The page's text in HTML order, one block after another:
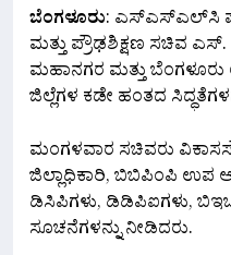
ಬೆಂಗಳೂರು: ಎಸ್‍ಎಸ್‍ಎಲ್‍ಸಿ
ಮತ್ತು ಪ್ರೌಢಶಿಕ್ಷಣ ಸಚಿವ
ಮಹಾನಗರ ಮತ್ತು ಬೆಂಗಳೂರು
ಜಿಲ್ಲೆಗಳ ಕಡೇ ಹಂತದ
ಮಂಗಳವಾರ ಸಚಿವರು
ಜಿಲ್ಲಾಧಿಕಾರಿ, ಬಿಬಿಪಿಂಪಿ ಉಪ
ಡಿಸಿಪಿಗಳು, ಡಿಡಿಪಿಐಗಳು,
ಸೂಚನೆಗಳನ್ನು ನೀಡಿದರು.